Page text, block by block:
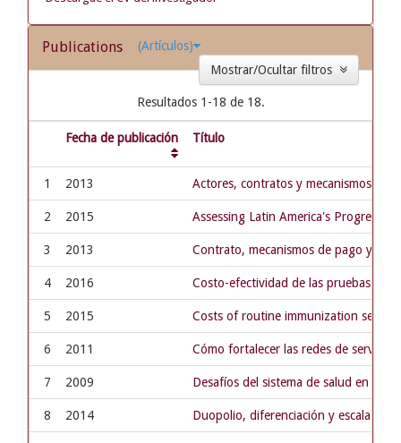
Publications
(Artículos)
Resultados 1-18 de 18.
Fecha de publicación Título
1 2013 Actores, contratos y mecanismos de
2 2015 Assessing Latin America's Progress
3 2013 Contrato, mecanismos de pago y
4 2016 Costo-efectividad de las pruebas de
5 2015 Costs of routine immunization
6 2011 Cómo fortalecer las redes de servicio
7 2009 Desafíos del sistema de salud en la
8 2014 Duopolio, diferenciación y escala: un